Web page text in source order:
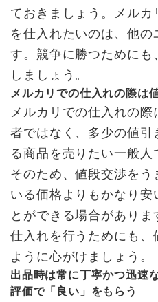
ておきましょう。メル
を仕入れたいのは、他
す。競争に勝つためにも
しましょう。
メルカリでの仕入れの際は
メルカリでの仕入れの
者ではなく、多少の値
る商品を売りたい一般人
そのため、値段交渉を
いる価格よりもかなり安
とができる場合があり
仕入れを行うためにも、
ように心がけましょう。
出品時は常に丁寧かつ迅速
評価で「良い」をもらう